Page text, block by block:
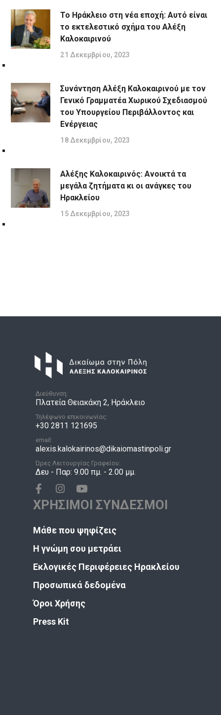
Το Ηράκλειο στη νέα εποχή: Αυτό είναι
το εκτελεστικό σχήμα του Αλέξη
Καλοκαιρινού
21 Δεκεμβρίου, 2023
Συνάντηση Αλέξη Καλοκαιρινού με τον
Γενικό Γραμματέα Χωρικού Σχεδιασμού
του Υπουργείου Περιβάλλοντος και
Ενέργειας
18 Δεκεμβρίου, 2023
Αλέξης Καλοκαιρινός: Ανοικτά τα
μεγάλα ζητήματα κι οι ανάγκες του
Ηρακλείου
15 Δεκεμβρίου, 2023
Διεύθυνση:
Πλατεία Θειακάκη 2, Ηράκλειο
Τηλέφωνο επικοινωνίας:
+30 2811 121695
email:
alexis.kalokairinos@dikaiomastinpoli.gr
Ώρες Λειτουργίας Γραφείου:
Δευ - Παρ: 9.00 πμ. - 2.00 μμ.
ΧΡΗΣΙΜΟΙ ΣΥΝΔΕΣΜΟΙ
Μάθε που ψηφίζεις
Η γνώμη σου μετράει
Εκλογικές Περιφέρειες Ηρακλείου
Προσωπικά δεδομένα
Όροι Χρήσης
Press Kit